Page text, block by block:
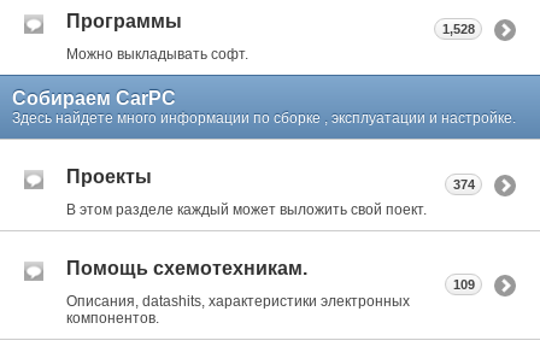
Программы
Можно выкладывать софт.
1,528
Собираем CarPC
Здесь найдете много информации по сборке , эксплуатации и настройке.
Проекты
В этом разделе каждый может выложить свой поект.
374
Помощь схемотехникам.
Описания, datashits, характеристики электронных
компонентов.
109